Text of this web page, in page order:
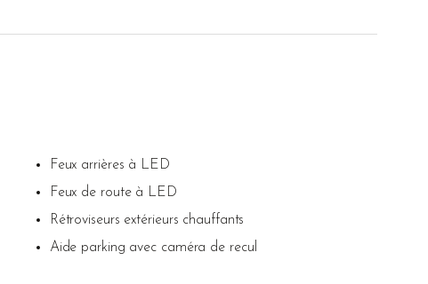
Feux arrières à LED
Feux de route à LED
Rétroviseurs extérieurs chauffants
Aide parking avec caméra de recul